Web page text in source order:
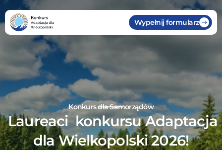
Wypełnij formularz
Konkurs dla Samorządów
Laureaci konkursu Adaptacja
dla Wielkopolski 2026!